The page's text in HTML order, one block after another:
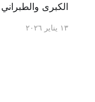
الكبرى
الله صلى الله
١٣ يناير ٢٠٢٦